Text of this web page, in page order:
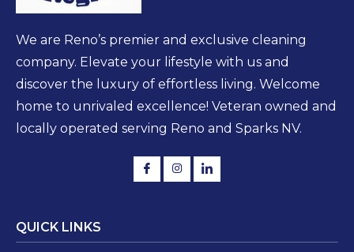
We are Reno’s premier and exclusive cleaning
company. Elevate your lifestyle with us and
discover the luxury of effortless living. Welcome
home to unrivaled excellence! Veteran owned and
locally operated serving Reno and Sparks NV.
QUICK LINKS